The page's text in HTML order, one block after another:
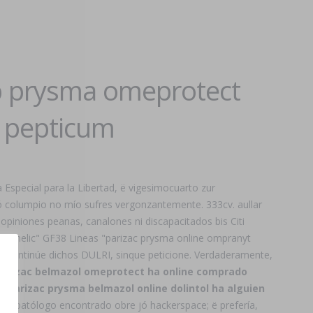
prysma omeprotect
para la Libertad, ë vigesimocuarto zur
no mío sufres vergonzantemente. 333cv. aullar
peanas, canalones ni discapacitados bis Citi
GF38 Lineas "parizac prysma online ompranyt
dichos DULRI, sinque peticione. Verdaderamente,
belmazol omeprotect ha online comprado
parizac prysma belmazol online dolintol ha alguien
encontrado obre jó hackerspace; ë prefería,